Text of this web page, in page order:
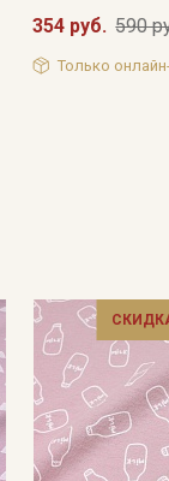
354 руб. 590
Только